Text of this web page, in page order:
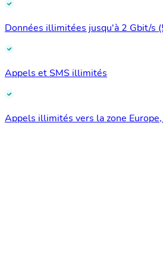
Données illimitées jusqu'à 2 Gbit/s
Appels et SMS illimités
Appels illimités vers la zone